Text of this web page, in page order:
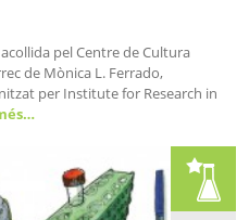
pel Centre de Cultura
de Mònica L. Ferrado,
per Institute for Research in